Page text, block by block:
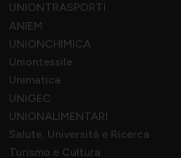
UNIONTRASPORTI
ANIEM
UNIONCHIMICA
Uniontessile
Unimatica
UNIGEC
UNIONALIMENTARI
Salute, Università e Ricerca
Turismo e Cultura